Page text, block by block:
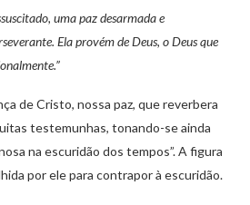
uma paz desarmada e
Ela provém de Deus, o Deus que
de Cristo, nossa paz, que reverbera
testemunhas, tonando-se ainda
na escuridão dos tempos”. A figura
por ele para contrapor à escuridão.